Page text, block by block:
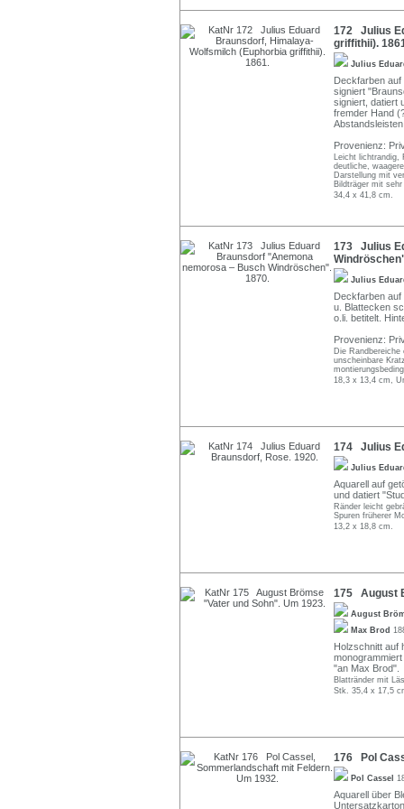
172 Julius
griffithii).
Julius
Deckfarben auf
signiert
signiert, datiert
fremder Hand
Provenienz:
Leicht lichtrandig,
deutliche,
Darstellung mit
Bildträger mit
34,4 x 41,8 cm.
173 Julius
Julius
Deckfarben auf
u. Blattecken
o.li. betitelt.
Provenienz:
Die
unscheinbare
18,3 x 13,4 cm,
174 Julius
Julius
Aquarell auf
und datiert
Ränder leicht
Spuren früherer
13,2 x 18,8 cm.
175 August
August
Max Brod
Holzschnitt auf
monogrammiert
"an Max Brod".
Blattränder mit
Stk. 35,4 x 17,5
176 Pol
Pol Cassel
Aquarell über